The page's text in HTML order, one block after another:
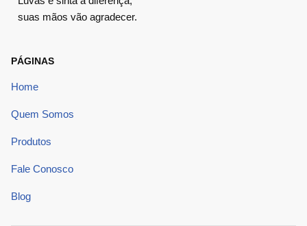
suas mãos vão agradecer.
PÁGINAS
Home
Quem Somos
Produtos
Fale Conosco
Blog